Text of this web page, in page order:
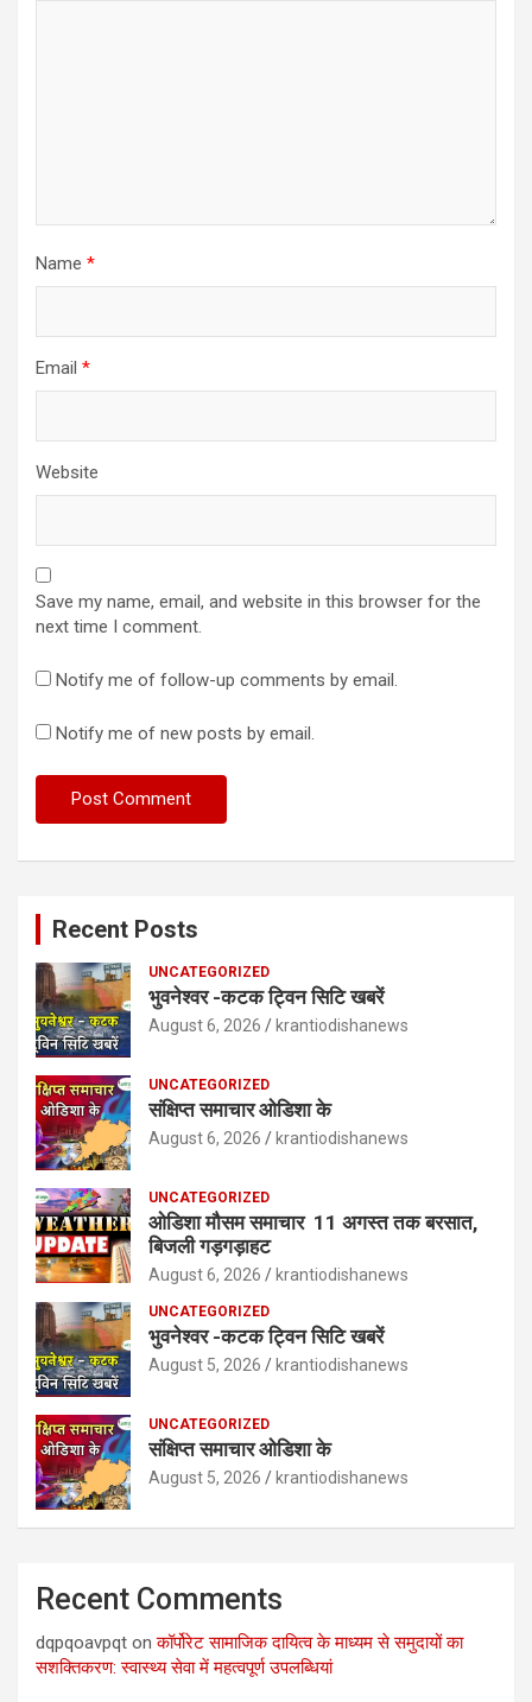
Name *
Email *
Website
Save my name, email, and website in this browser for the
next time I comment.
Notify me of follow-up comments by email.
Notify me of new posts by email.
Recent Posts
UNCATEGORIZED
भुवनेश्वर -कटक ट्विन सिटि खबरें
August 6, 2026 krantiodishanews
UNCATEGORIZED
संक्षिप्त समाचार ओडिशा के
August 6, 2026 krantiodishanews
UNCATEGORIZED
ओडिशा मौसम समाचार 11 अगस्त तक बरसात,
बिजली गड़गड़ाहट
August 6, 2026 krantiodishanews
UNCATEGORIZED
भुवनेश्वर -कटक ट्विन सिटि खबरें
August 5, 2026 krantiodishanews
UNCATEGORIZED
संक्षिप्त समाचार ओडिशा के
August 5, 2026 krantiodishanews
Recent Comments
dqpqoavpqt onकॉर्पोरेट सामाजिक दायित्व के माध्यम से समुदायों का
सशक्तिकरण: स्वास्थ्य सेवा में महत्वपूर्ण उपलब्धियां